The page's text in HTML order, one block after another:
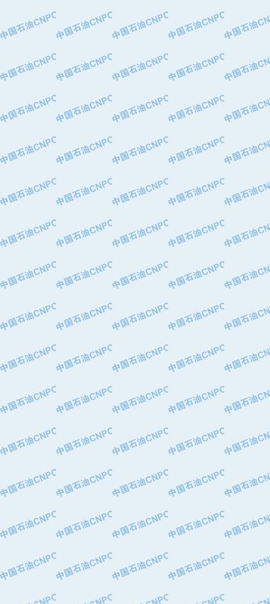
·中国石油锦西石化分公司
·大港油田集团有限责任公司
·深圳市肯多斯实业发展有限公司
·山东墨龙石油机械股份有限公司
·无锡西姆莱斯石油专用管制造有限公
·武汉钢铁（集团）公司
·马鞍山钢铁股份有限公司
·中国石油天然气股份有限公司兰州石
·中国石油大港油田分公司
·靖江市天和泵业有限公司
·中油油气勘探软件国家工程研究中心
·西安长庆钻宇集团咸阳石化有限公司
·新疆新冠控制系统工程有限公司
·新疆安维消防设施器材有限公司
·华北石油津工机械制造有限公司
·中国石化茂名石化分公司
·上海山武控制仪表有限公司
·上海赛科石油化工有限责任公司
·上海高桥石化
·中国石化扬子石油化工股份有限公司
·中国石化长岭炼化公司
·中国石油长庆油田分公司
·山东墨龙石油机械股份有限公司
·大庆油田物资集团
·南阳防爆集团有限公司
·乳山市力久特种电机有限公司
·沈阳全密封变压器股份有限公司
·河北华北石油天成实业集团有限公司
·特变电工股份有限公司
·中国石化镇海炼油化工股份有限公司
·重庆川东阀门制造有限公司
·三明高中压阀门有限公司